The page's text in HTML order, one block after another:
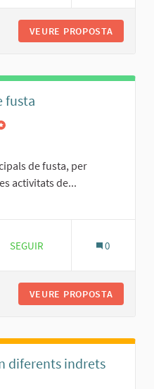
VEURE PROPOSTA
fusta
de fusta, per
activitats de...
Telecomunicacions
8 SEGUIDORES
SEGUIR 0
VEURE PROPOSTA
diferents indrets